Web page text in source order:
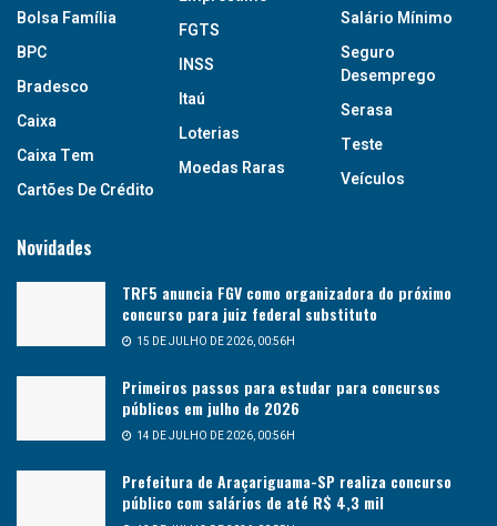
Bolsa Família
BPC
Bradesco
Caixa
Caixa Tem
Cartões De Crédito
FGTS
INSS
Itaú
Loterias
Moedas Raras
Salário Mínimo
Seguro
Desemprego
Serasa
Teste
Veículos
Novidades
TRF5 anuncia FGV como organizadora do próximo
concurso para juiz federal substituto
15 DE JULHO DE 2026, 00:56H
Primeiros passos para estudar para concursos
públicos em julho de 2026
14 DE JULHO DE 2026, 00:56H
Prefeitura de Araçariguama-SP realiza concurso
público com salários de até R$ 4,3 mil